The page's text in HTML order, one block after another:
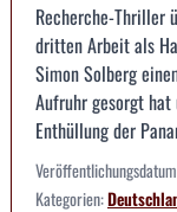
Recherche-Thriller
dritten Arbeit als
Simon Solberg
Aufruhr gesorgt
Enthüllung der
Kategorien: